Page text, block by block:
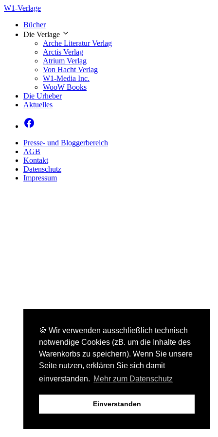
🍪 Wir verwenden ausschließlich technisch
notwendige Cookies (zB. um die Inhalte des
Warenkorbs zu speichern). Wenn Sie unsere
Seite nutzen, erklären Sie sich damit
einverstanden. Mehr zum Datenschutz
Einverstanden
W1-Verlage
Bücher
Die Verlage
Arche Literatur Verlag
Arctis Verlag
Atrium Verlag
Von Hacht Verlag
W1-Media Inc.
WooW Books
Die Urheber
Aktuelles
Presse- und Bloggerbereich
AGB
Kontakt
Datenschutz
Impressum